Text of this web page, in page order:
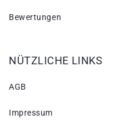
Bewertungen
NÜTZLICHE LINKS
AGB
Impressum